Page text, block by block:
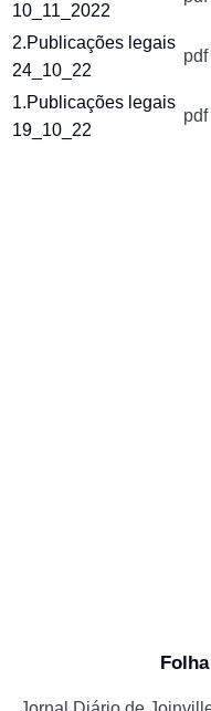
10_11_2022
2.Publicações legais
24_10_22
pdf
1.Publicações legais
19_10_22
pdf